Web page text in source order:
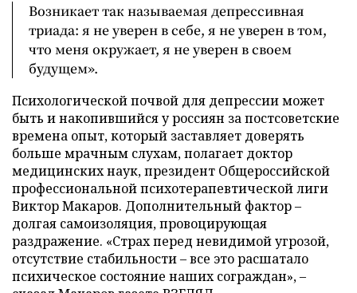
Возникает так называемая депрессивная
триада: я не уверен в себе, я не уверен в том,
что меня окружает, я не уверен в своем
будущем».
Психологической почвой для депрессии может
быть и накопившийся у россиян за постсоветские
времена опыт, который заставляет доверять
больше мрачным слухам, полагает доктор
медицинских наук, президент Общероссийской
профессиональной психотерапевтической лиги
Виктор Макаров. Дополнительный фактор –
долгая самоизоляция, провоцирующая
раздражение. «Страх перед невидимой угрозой,
отсутствие стабильности – все это расшатало
психическое состояние наших сограждан», –